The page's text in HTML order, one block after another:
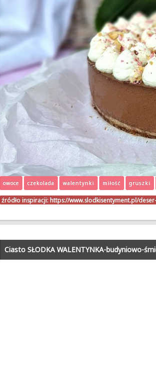
owoce czekolada walentynki miłość gruszki
źródło inspiracji: https://www.slodkisentyment.pl/
Ciasto SŁODKA WALENTYNKA-budyniowo-